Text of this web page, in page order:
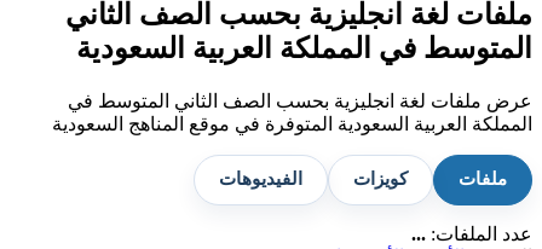
ملفات لغة انجليزية بحسب الصف الثاني
المتوسط في المملكة العربية السعودية
عرض ملفات لغة انجليزية بحسب الصف الثاني المتوسط في
المملكة العربية السعودية المتوفرة في موقع المناهج السعودية
ملفات كويزات الفيديوهات
عدد الملفات: ...